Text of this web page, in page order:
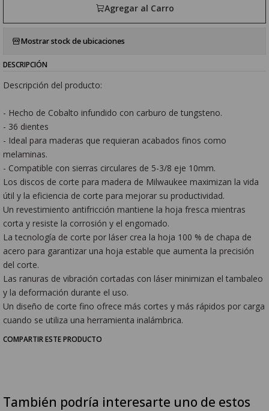
Agregar al Carro
Mostrar stock de ubicaciones
DESCRIPCIÓN
Descripción del producto:
- Hecho de Cobalto infundido con carburo de tungsteno.
- 36 dientes
- Ideal para maderas que requieran acabados finos como
melaminas.
- Compatible con sierras circulares de 5-3/8 eje 10mm.
Los discos de corte para madera de Milwaukee maximizan la vida
útil y la eficiencia de corte para mejorar su productividad.
Un revestimiento antifricción mantiene la hoja fresca mientras
corta y resiste la corrosión y el engomado.
La tecnología de corte por láser crea la hoja 100 % de chapa de
acero para garantizar una hoja estable que aumenta la precisión
del corte.
Las ranuras de vibración cortadas con láser minimizan el tambaleo
y la deformación durante el uso.
Un diseño de corte fino ofrece más cortes y más rápidos por carga
cuando se utiliza una herramienta inalámbrica.
COMPARTIR ESTE PRODUCTO
También podría interesarte uno de estos